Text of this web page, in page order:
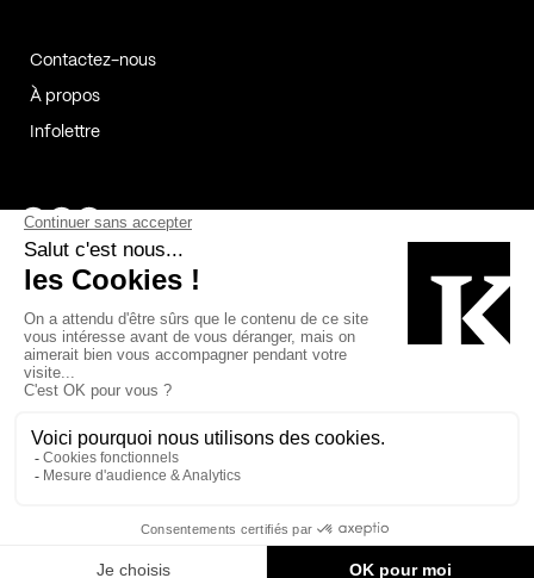
Contactez-nous
À propos
Infolettre
Page Facebook de Kollectif
Page Instagram de Kollectif
Page Linkedin de Kollectif
Bâtiment-Durable-Québec-1
Esquisses-1
MP-1 v2com-1
Cookies